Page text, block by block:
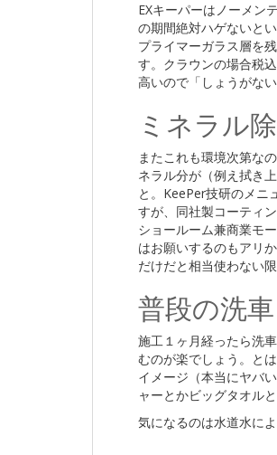
EXキーパーはノーメン
の期間絶対ハゲないと
プライマーガラス層を
す。クラウンの場合税
高いので「しょうがな
ミネラル
またこれも環境次第な
ネラル分が（例え拭き
と。KeePer技研のメニ
すが、同社製コーティ
ショールーム兼商業モ
はお願いするのもアリ
だけだと相当使わない
普段の洗
施工１ヶ月経ったら洗
むのが楽でしょう。と
イメージ（本当にヤバ
ャーとかビッグタオルと
気になるのは水道水に